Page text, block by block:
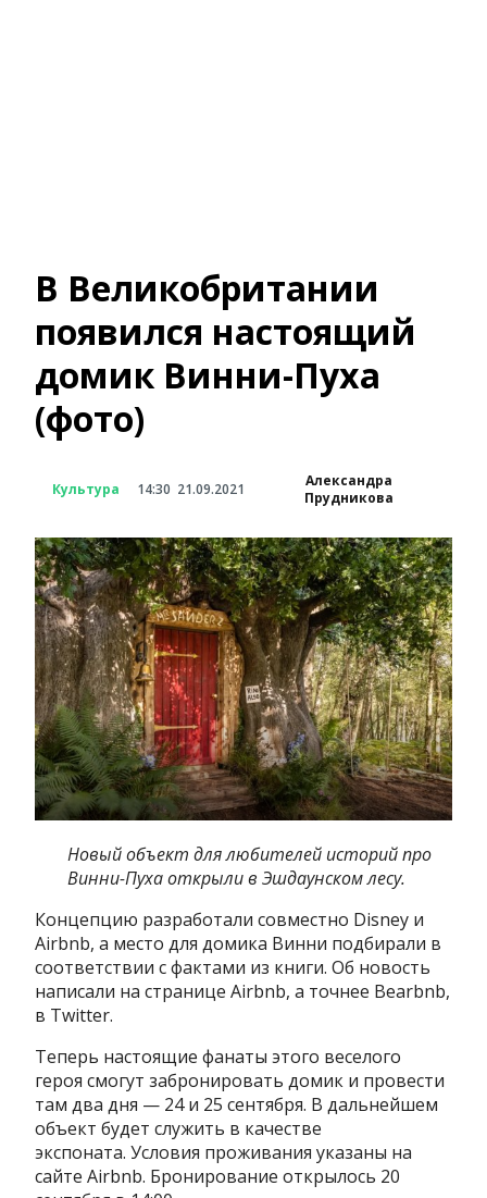
В Великобритании
появился настоящий
домик Винни-Пуха
(фото)
Культура 14:30 21.09.2021
Александра
Прудникова
Новый объект для любителей историй про
Винни-Пуха открыли в Эшдаунском лесу.
Концепцию разработали совместно Disney и
Airbnb, а место для домика Винни подбирали в
соответствии с фактами из книги. Об новость
написали на странице Airbnb, а точнее Bearbnb,
в Twitter.
Теперь настоящие фанаты этого веселого
героя смогут забронировать домик и провести
там два дня — 24 и 25 сентября. В дальнейшем
объект будет служить в качестве
экспоната. Условия проживания указаны на
сайте Airbnb. Бронирование открылось 20